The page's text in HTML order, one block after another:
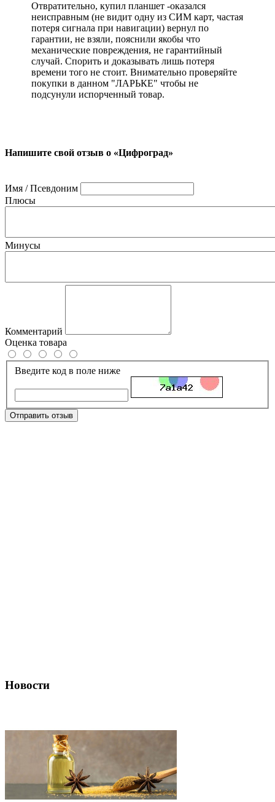
Отвратительно, купил планшет -оказался
неисправным (не видит одну из СИМ карт, частая
потеря сигнала при навигации) вернул по
гарантии, не взяли, пояснили якобы что
механические повреждения, не гарантийный
случай. Спорить и доказывать лишь потеря
времени того не стоит. Внимательно проверяйте
покупки в данном "ЛАРЬКЕ" чтобы не
подсунули испорченный товар.
Напишите свой отзыв о «Цифроград»
Имя / Псевдоним
Плюсы
Минусы
Комментарий
Оценка товара
Введите код в поле ниже
Отправить отзыв
Новости